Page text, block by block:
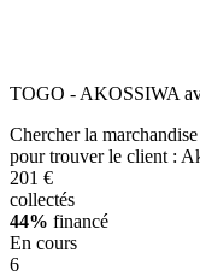
TOGO - AKOSSIWA
Chercher la
pour trouver le client :
201 €
collectés
44% financé
En cours
6